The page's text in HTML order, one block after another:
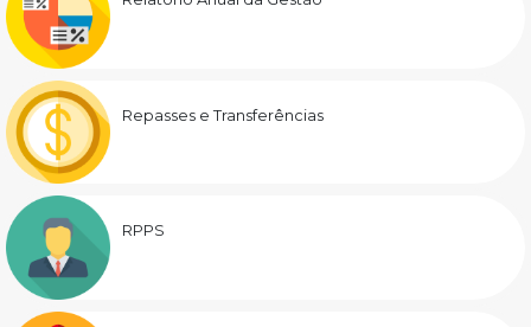
Repasses e Transferências
RPPS